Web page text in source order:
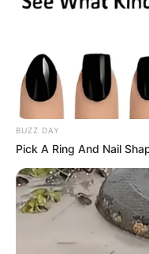
XI.
Journal of
BUZZ DAY
Pick A Ring And Nail